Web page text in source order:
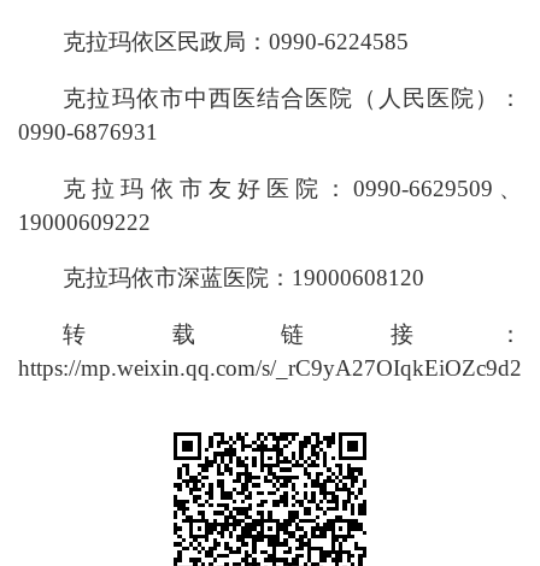
克拉玛依区民政局：0990-6224585
克拉玛依市中西医结合医院（人民医院）
：
0990-6876931
克拉玛依市友好医院： 0990-6629509 、
19000609222
克拉玛依市深蓝医院： 19000608120
转载链接：
https://mp.weixin.qq.com/s/